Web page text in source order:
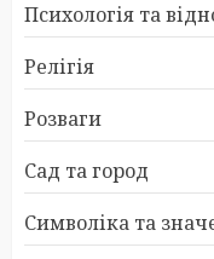
Психологія та
Релігія
Розваги
Сад та город
Символіка та